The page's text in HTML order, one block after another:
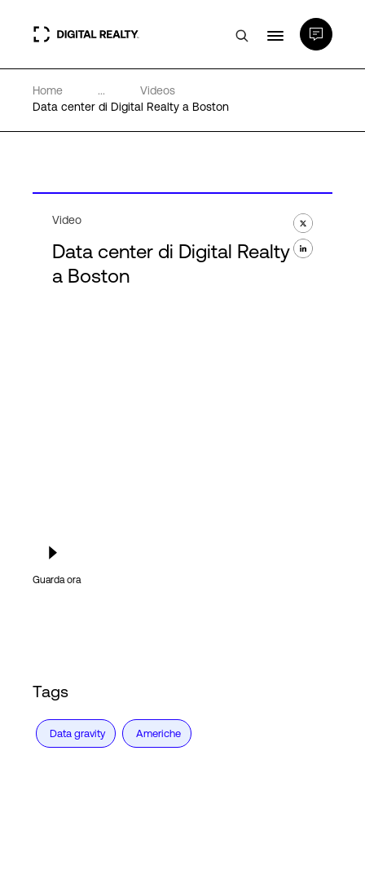
Data center
Competenze e Risorse
Home ...
Videos
Data center di Digital Realty a Boston
Video
Data center di Digital Realty
a Boston
Guarda ora
Tags
Data gravity Americhe